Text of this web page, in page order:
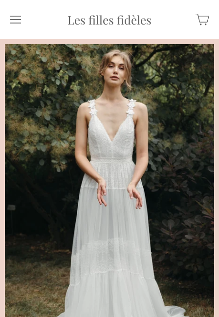
Les filles fidèles